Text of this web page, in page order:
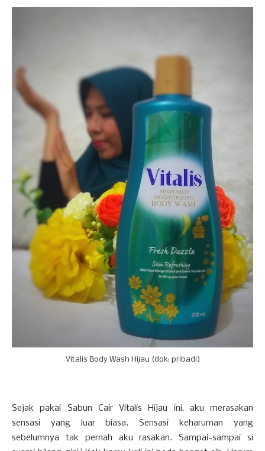
Vitalis Body Wash Hijau (dok: pribadi)
Sejak pakai Sabun Cair Vitalis Hijau ini, aku merasakan
sensasi yang luar biasa. Sensasi keharuman yang
sebelumnya tak pernah aku rasakan. Sampai-sampai si